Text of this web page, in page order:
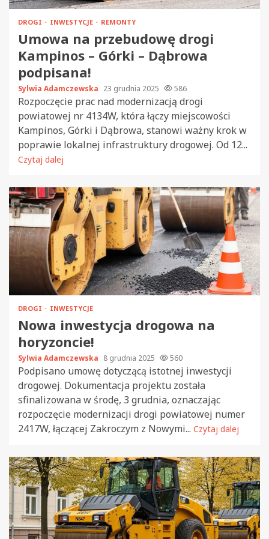
DROGI INWESTYCJE REMONTY
Umowa na przebudowę drogi
Kampinos – Górki – Dąbrowa
podpisana!
Sylwia Adamczewska 23 grudnia 2025 586
Rozpoczęcie prac nad modernizacją drogi
powiatowej nr 4134W, która łączy miejscowości
Kampinos, Górki i Dąbrowa, stanowi ważny krok w
poprawie lokalnej infrastruktury drogowej. Od 12...
Czytaj dalej
DROGI INWESTYCJE
Nowa inwestycja drogowa na
horyzoncie!
Sylwia Adamczewska 8 grudnia 2025 560
Podpisano umowę dotyczącą istotnej inwestycji
drogowej. Dokumentacja projektu została
sfinalizowana w środę, 3 grudnia, oznaczając
rozpoczęcie modernizacji drogi powiatowej numer
2417W, łączącej Zakroczym z Nowymi... Czytaj dalej